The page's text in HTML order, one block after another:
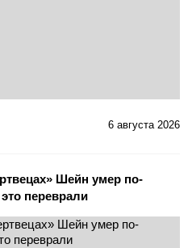
6 августа 2026
Шейн умер по-
переврали